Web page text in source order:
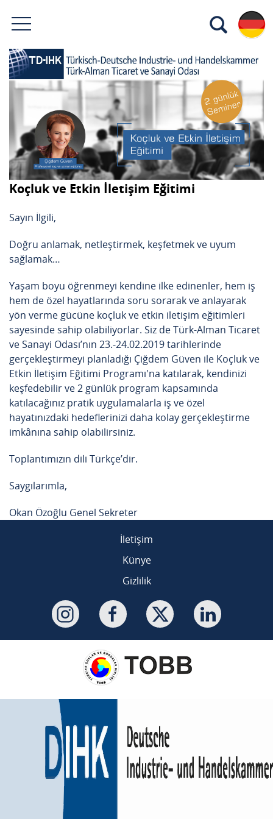
Koçluk ve Etkin İletişim Eğitimi
Sayın İlgili,
Doğru anlamak, netleştirmek, keşfetmek ve uyum
sağlamak…
Yaşam boyu öğrenmeyi kendine ilke edinenler, hem iş
hem de özel hayatlarında soru sorarak ve anlayarak
yön verme gücüne koçluk ve etkin iletişim eğitimleri
sayesinde sahip olabiliyorlar. Siz de Türk-Alman Ticaret
ve Sanayi Odası’nın 23.-24.02.2019 tarihlerinde
gerçekleştirmeyi planladığı Çiğdem Güven ile Koçluk ve
Etkin İletişim Eğitimi Programı'na katılarak, kendinizi
keşfedebilir ve 2 günlük program kapsamında
katılacağınız pratik uygulamalarla iş ve özel
hayatınızdaki hedeflerinizi daha kolay gerçekleştirme
imkânına sahip olabilirsiniz.
Toplantımızın dili Türkçe’dir.
Saygılarımla,
Okan Özoğlu Genel Sekreter
İletişim
Künye
Gizlilik